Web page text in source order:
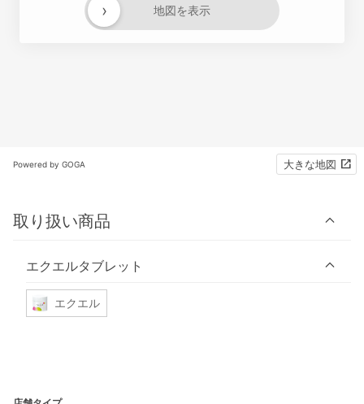
地図を表示
›
Powered by GOGA 大きな地図
取り扱い商品
エクエルタブレット
エクエル